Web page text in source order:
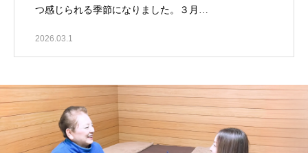
つ感じられる季節になりました。３月…
2026.03.1